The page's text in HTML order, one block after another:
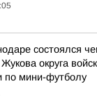
состоялся
округа
по мини-футболу